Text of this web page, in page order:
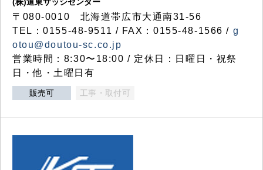
〒080-0010 北海道帯広市大通南31-56
TEL：0155-48-9511 / FAX：0155-48-1566 / g
otou@doutou-sc.co.jp
営業時間：8:30〜18:00 / 定休日：日曜日・祝祭
日・他・土曜日有
販売可 工事・取付可